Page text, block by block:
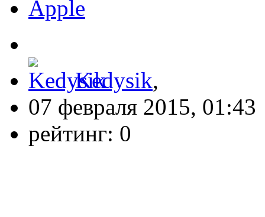
Apple
Kedysik,
07 февраля 2015, 01:43
рейтинг: 0